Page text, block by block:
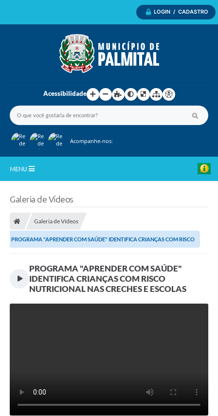
LOGIN / CADASTRO
Acessibilidade
Acompanhe-nos:
MENU
Departamentos
Câmara Municipal
Contato
Galeria de Vídeos
Galeria de Vídeos
PROGRAMA "APRENDER COM SAÚDE" IDENTIFICA CRIANÇAS COM RISCO
PROGRAMA "APRENDER COM SAÚDE"
IDENTIFICA CRIANÇAS COM RISCO
NUTRICIONAL NAS CRECHES E ESCOLAS